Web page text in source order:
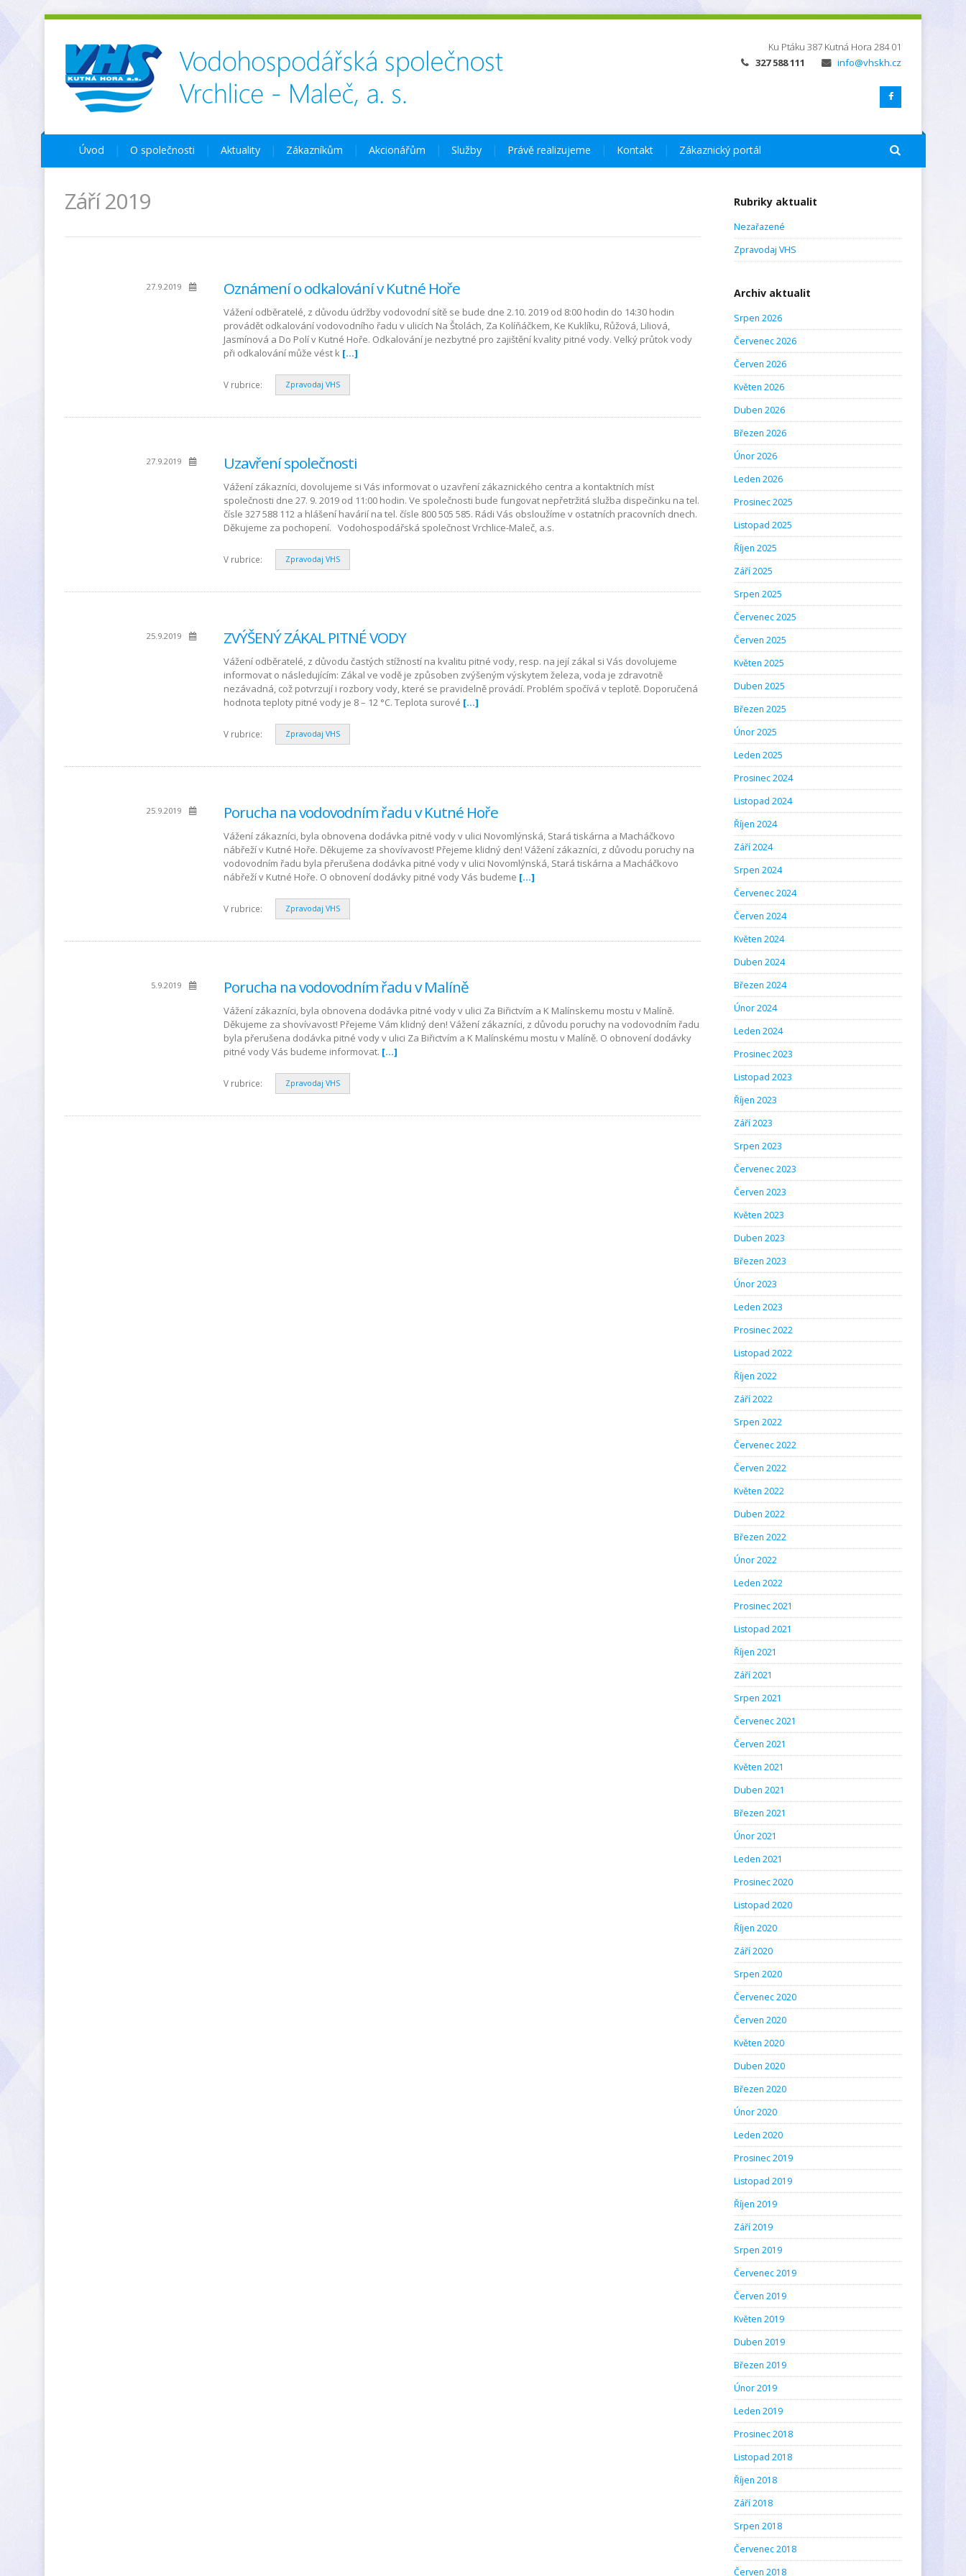
Ku Ptáku 387 Kutná Hora 284 01
327 588 111
info@vhskh.cz
Úvod O společnosti Aktuality Zákazníkům Akcionářům Služby Právě realizujeme Kontakt Zákaznický portál
Září 2019
27.9.2019 Oznámení o odkalování v Kutné Hoře
Vážení odběratelé, z důvodu údržby vodovodní sítě se bude dne 2.10. 2019 od 8:00 hodin do 14:30 hodin
provádět odkalování vodovodního řadu v ulicích Na Štolách, Za Kolíňáčkem, Ke Kuklíku, Růžová, Liliová,
Jasmínová a Do Polí v Kutné Hoře. Odkalování je nezbytné pro zajištění kvality pitné vody. Velký průtok vody
při odkalování může vést k […]
V rubrice: Zpravodaj VHS
27.9.2019 Uzavření společnosti
Vážení zákazníci, dovolujeme si Vás informovat o uzavření zákaznického centra a kontaktních míst
společnosti dne 27. 9. 2019 od 11:00 hodin. Ve společnosti bude fungovat nepřetržitá služba dispečinku na tel.
čísle 327 588 112 a hlášení havárií na tel. čísle 800 505 585. Rádi Vás obsloužíme v ostatních pracovních dnech.
Děkujeme za pochopení. Vodohospodářská společnost Vrchlice-Maleč, a.s.
V rubrice: Zpravodaj VHS
25.9.2019 ZVÝŠENÝ ZÁKAL PITNÉ VODY
Vážení odběratelé, z důvodu častých stížností na kvalitu pitné vody, resp. na její zákal si Vás dovolujeme
informovat o následujícím: Zákal ve vodě je způsoben zvýšeným výskytem železa, voda je zdravotně
nezávadná, což potvrzují i rozbory vody, které se pravidelně provádí. Problém spočívá v teplotě. Doporučená
hodnota teploty pitné vody je 8 – 12 °C. Teplota surové […]
V rubrice: Zpravodaj VHS
25.9.2019 Porucha na vodovodním řadu v Kutné Hoře
Vážení zákazníci, byla obnovena dodávka pitné vody v ulici Novomlýnská, Stará tiskárna a Macháčkovo
nábřeží v Kutné Hoře. Děkujeme za shovívavost! Přejeme klidný den! Vážení zákazníci, z důvodu poruchy na
vodovodním řadu byla přerušena dodávka pitné vody v ulici Novomlýnská, Stará tiskárna a Macháčkovo
nábřeží v Kutné Hoře. O obnovení dodávky pitné vody Vás budeme […]
V rubrice: Zpravodaj VHS
5.9.2019 Porucha na vodovodním řadu v Malíně
Vážení zákazníci, byla obnovena dodávka pitné vody v ulici Za Biřictvím a K Malínskemu mostu v Malíně.
Děkujeme za shovívavost! Přejeme Vám klidný den! Vážení zákazníci, z důvodu poruchy na vodovodním řadu
byla přerušena dodávka pitné vody v ulici Za Biřictvím a K Malínskému mostu v Malíně. O obnovení dodávky
pitné vody Vás budeme informovat. […]
V rubrice: Zpravodaj VHS
Rubriky aktualit
Nezařazené
Zpravodaj VHS
Archiv aktualit
Srpen 2026
Červenec 2026
Červen 2026
Květen 2026
Duben 2026
Březen 2026
Únor 2026
Leden 2026
Prosinec 2025
Listopad 2025
Říjen 2025
Září 2025
Srpen 2025
Červenec 2025
Červen 2025
Květen 2025
Duben 2025
Březen 2025
Únor 2025
Leden 2025
Prosinec 2024
Listopad 2024
Říjen 2024
Září 2024
Srpen 2024
Červenec 2024
Červen 2024
Květen 2024
Duben 2024
Březen 2024
Únor 2024
Leden 2024
Prosinec 2023
Listopad 2023
Říjen 2023
Září 2023
Srpen 2023
Červenec 2023
Červen 2023
Květen 2023
Duben 2023
Březen 2023
Únor 2023
Leden 2023
Prosinec 2022
Listopad 2022
Říjen 2022
Září 2022
Srpen 2022
Červenec 2022
Červen 2022
Květen 2022
Duben 2022
Březen 2022
Únor 2022
Leden 2022
Prosinec 2021
Listopad 2021
Říjen 2021
Září 2021
Srpen 2021
Červenec 2021
Červen 2021
Květen 2021
Duben 2021
Březen 2021
Únor 2021
Leden 2021
Prosinec 2020
Listopad 2020
Říjen 2020
Září 2020
Srpen 2020
Červenec 2020
Červen 2020
Květen 2020
Duben 2020
Březen 2020
Únor 2020
Leden 2020
Prosinec 2019
Listopad 2019
Říjen 2019
Září 2019
Srpen 2019
Červenec 2019
Červen 2019
Květen 2019
Duben 2019
Březen 2019
Únor 2019
Leden 2019
Prosinec 2018
Listopad 2018
Říjen 2018
Září 2018
Srpen 2018
Červenec 2018
Červen 2018